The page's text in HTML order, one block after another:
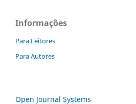
Informações
Para Leitores
Para Autores
Open Journal Systems